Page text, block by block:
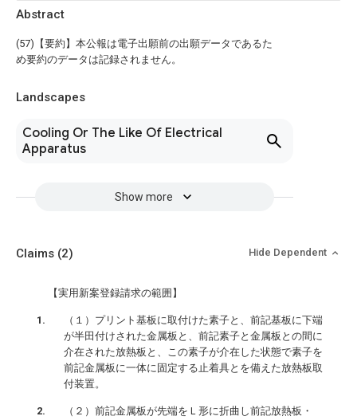
Abstract
(57)【要約】本公報は電子出願前の出願データであるた
め要約のデータは記録されません。
Landscapes
Cooling Or The Like Of Electrical
Apparatus
Show more
Claims (2) Hide Dependent
【実用新案登録請求の範囲】
（１）プリント基板に取付けた素子と、前記基板に下端
が半田付けされた金属板と、前記素子と金属板との間に
介在された放熱板と、この素子が介在した状態で素子を
前記金属板に一体に固定する止着具とを備えた放熱板取
付装置。
（２）前記金属板が先端をＬ形に折曲し前記放熱板・